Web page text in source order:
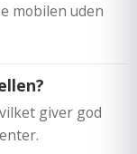
mobilen uden
giver god